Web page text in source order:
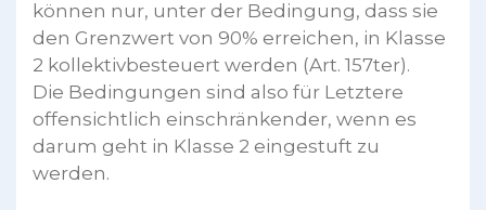
können nur, unter der Bedingung, dass sie
den Grenzwert von 90% erreichen, in Klasse
2 kollektivbesteuert werden (Art. 157ter).
Die Bedingungen sind also für Letztere
offensichtlich einschränkender, wenn es
darum geht in Klasse 2 eingestuft zu
werden.